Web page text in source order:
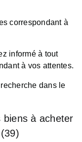
correspondant à
informé à tout
à vos attentes.
dans le
biens à acheter